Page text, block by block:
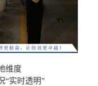
维度
“实时透明”